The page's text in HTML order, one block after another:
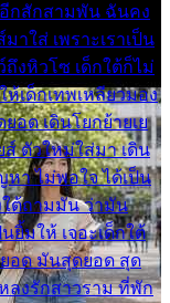
กสักสามพัน ฉันคง
าใส่ เพราะเราเป็น
ถึงหิวโซ เด็กใต้ก็ไม่
เด็กเทพเหลียวมอง
อด เดินโยกย้ายเย
ตัวใหม่ใส่มา เดิน
า ไม่พอใจ ได้เป็น
ต้ถามมัน ว่ามัน
ยิ้มให้ เจอะเด็กใต้
อด มันสุดยอด สุด
ลงรักสาวราม ที่พัก